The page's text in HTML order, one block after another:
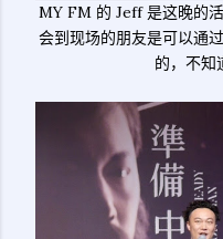
MY FM 的 Jeff 是这晚的
会到现场的朋友是可以通
的，不知